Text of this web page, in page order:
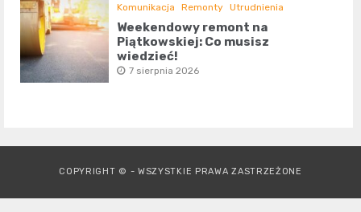
Komunikacja Remonty Utrudnienia
Weekendowy remont na
Piątkowskiej: Co musisz
wiedzieć!
7 sierpnia 2026
COPYRIGHT © - WSZYSTKIE PRAWA ZASTRZEŻONE